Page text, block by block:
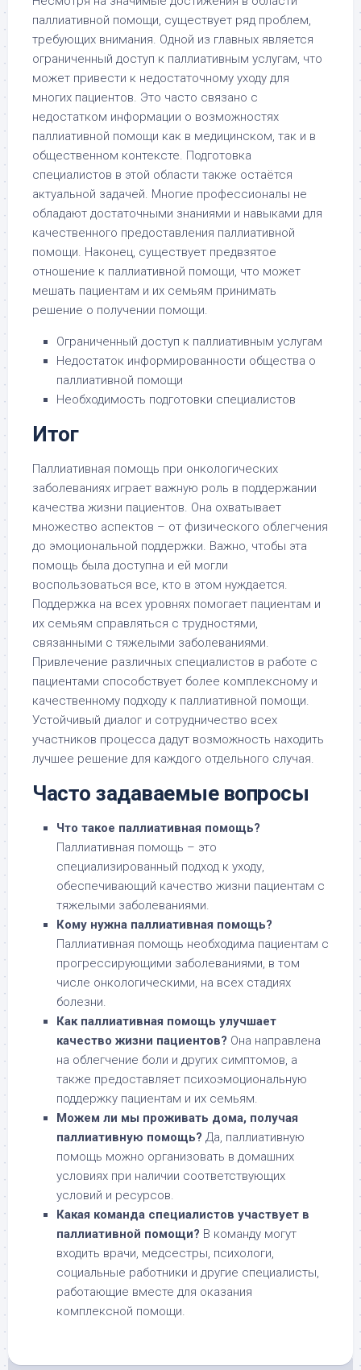
паллиативной помощи, существует ряд проблем,
требующих внимания. Одной из главных является
ограниченный доступ к паллиативным услугам, что
может привести к недостаточному уходу для
многих пациентов. Это часто связано с
недостатком информации о возможностях
паллиативной помощи как в медицинском, так и в
общественном контексте. Подготовка
специалистов в этой области также остаётся
актуальной задачей. Многие профессионалы не
обладают достаточными знаниями и навыками для
качественного предоставления паллиативной
помощи. Наконец, существует предвзятое
отношение к паллиативной помощи, что может
мешать пациентам и их семьям принимать
решение о получении помощи.
Ограниченный доступ к паллиативным услугам
Недостаток информированности общества о
паллиативной помощи
Необходимость подготовки специалистов
Итог
Паллиативная помощь при онкологических
заболеваниях играет важную роль в поддержании
качества жизни пациентов. Она охватывает
множество аспектов – от физического облегчения
до эмоциональной поддержки. Важно, чтобы эта
помощь была доступна и ей могли
воспользоваться все, кто в этом нуждается.
Поддержка на всех уровнях помогает пациентам и
их семьям справляться с трудностями,
связанными с тяжелыми заболеваниями.
Привлечение различных специалистов в работе с
пациентами способствует более комплексному и
качественному подходу к паллиативной помощи.
Устойчивый диалог и сотрудничество всех
участников процесса дадут возможность находить
лучшее решение для каждого отдельного случая.
Часто задаваемые вопросы
Что такое паллиативная помощь?
Паллиативная помощь – это
специализированный подход к уходу,
обеспечивающий качество жизни пациентам с
тяжелыми заболеваниями.
Кому нужна паллиативная помощь?
Паллиативная помощь необходима пациентам с
прогрессирующими заболеваниями, в том
числе онкологическими, на всех стадиях
болезни.
Как паллиативная помощь улучшает
качество жизни пациентов? Она направлена
на облегчение боли и других симптомов, а
также предоставляет психоэмоциональную
поддержку пациентам и их семьям.
Можем ли мы проживать дома, получая
паллиативную помощь? Да, паллиативную
помощь можно организовать в домашних
условиях при наличии соответствующих
условий и ресурсов.
Какая команда специалистов участвует в
паллиативной помощи? В команду могут
входить врачи, медсестры, психологи,
социальные работники и другие специалисты,
работающие вместе для оказания
комплексной помощи.